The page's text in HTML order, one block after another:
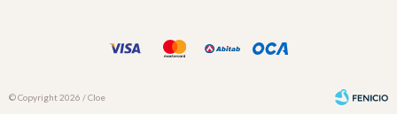
© Copyright 2026 / Cloe